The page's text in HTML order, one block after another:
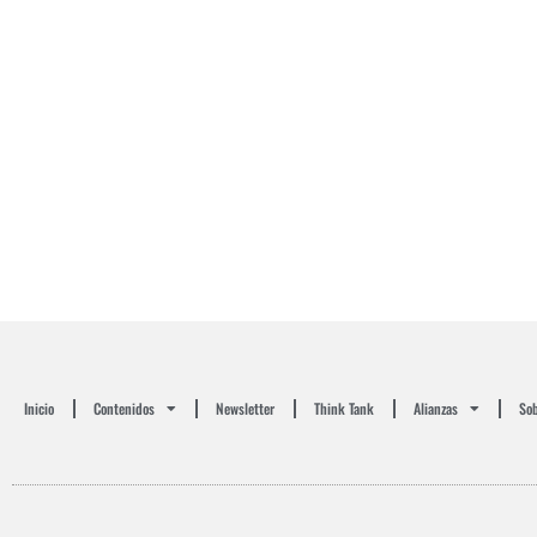
Inicio Contenidos Newsletter Think Tank Alianzas